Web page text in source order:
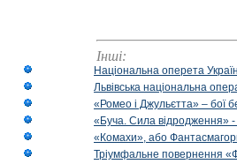
Інші:
Національна оперета
Львівська національна
«Ромео і Джульєтта» – бої
«Буча. Сила відродження» -
«Комахи», або
Тріумфальне повернення